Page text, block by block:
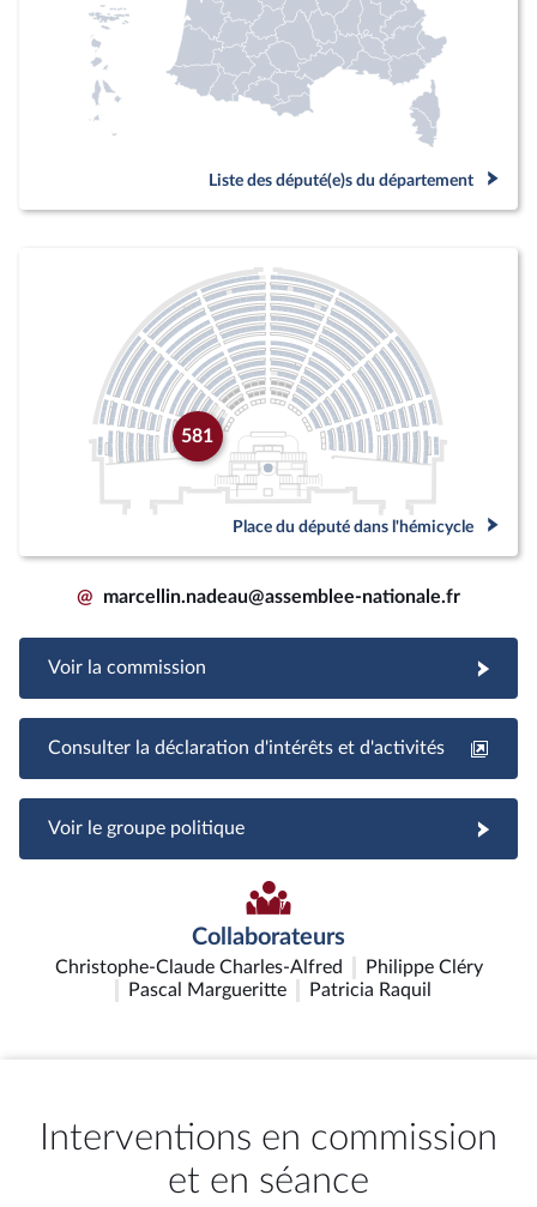
Liste des député(e)s du département
581
Place du député dans l'hémicycle
@ marcellin.nadeau@assemblee-nationale.fr
Voir la commission
Consulter la déclaration d'intérêts et d'activités
Voir le groupe politique
Collaborateurs
Christophe-Claude Charles-Alfred
Philippe Cléry
Pascal Margueritte
Patricia Raquil
Interventions en commission
et en séance